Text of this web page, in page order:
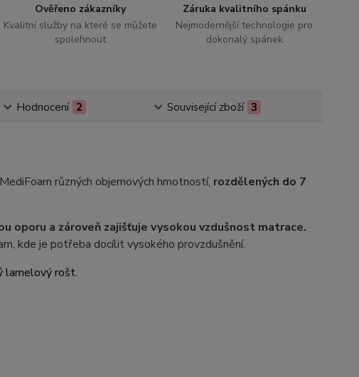
Ověřeno zákazníky
Kvalitní služby na které se můžete
spolehnout
Záruka kvalitního spánku
Nejmodernější technologie pro
dokonalý spánek
Hodnocení 2 Související zboží 3
různých objemových hmotností, rozdělených do 7
oporu a zároveň zajišťuje vysokou vzdušnost matrace.
kde je potřeba docílit vysokého provzdušnění.
lamelový rošt.